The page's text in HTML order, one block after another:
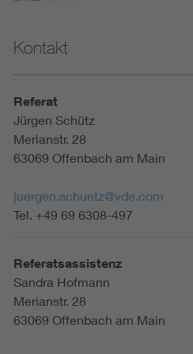
Kontakt
Referat
Jürgen Schütz
Merianstr. 28
63069 Offenbach am Main
juergen.schuetz@vde.com
Tel. +49 69 6308-497
Referatsassistenz
Sandra Hofmann
Merianstr. 28
63069 Offenbach am Main